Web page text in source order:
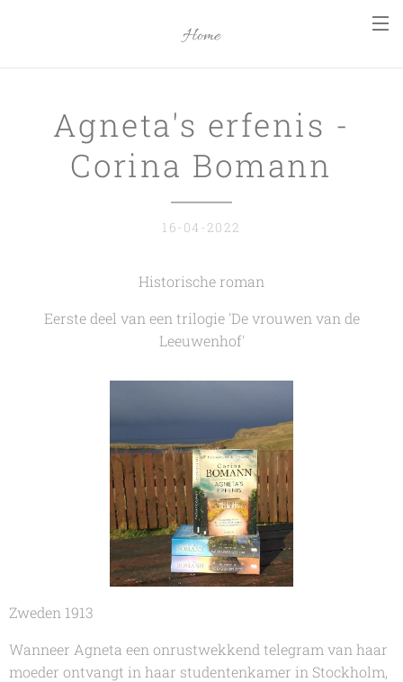
Home
Agneta's erfenis -
Corina Bomann
16-04-2022
Historische roman
Eerste deel van een trilogie 'De vrouwen van de
Leeuwenhof'
Zweden 1913
Wanneer Agneta een onrustwekkend telegram van haar
moeder ontvangt in haar studentenkamer in Stockholm,